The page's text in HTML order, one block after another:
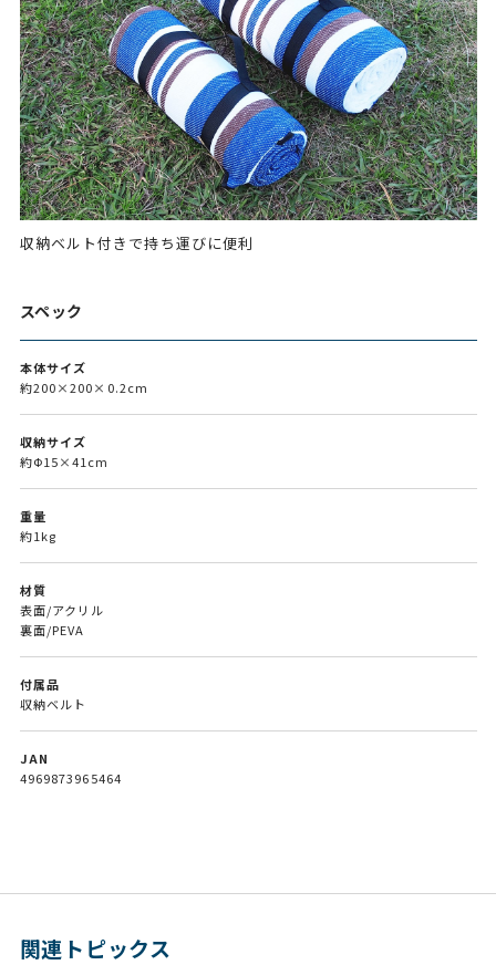
収納ベルト付きで持ち運びに便利
スペック
本体サイズ
約200×200×0.2cm
収納サイズ
約Ф15×41cm
重量
約1kg
材質
表面/アクリル
裏面/PEVA
付属品
収納ベルト
JAN
4969873965464
関連トピックス